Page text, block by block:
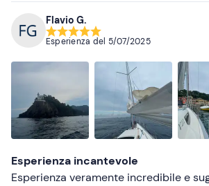
Flavio G.
Esperienza del 5/07/2025
Esperienza incantevole
Esperienza veramente incredibile e